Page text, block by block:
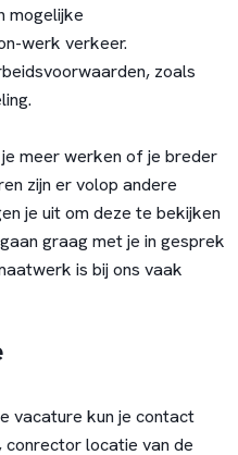
mogelijke
werk verkeer.
zoals
meer werken of je breder
zijn er volop andere
je uit om deze te bekijken
graag met je in gesprek
is bij ons vaak
vacature kun je contact
conrector locatie van de